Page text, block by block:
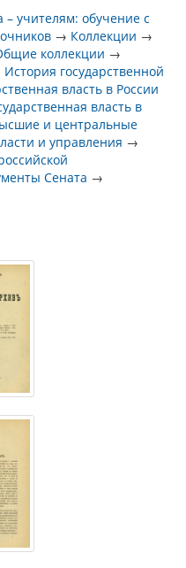
– учителям: обучение с
→ Коллекции →
коллекции →
История государственной
власть в России
власть в
и центральные
и управления →
Сената →